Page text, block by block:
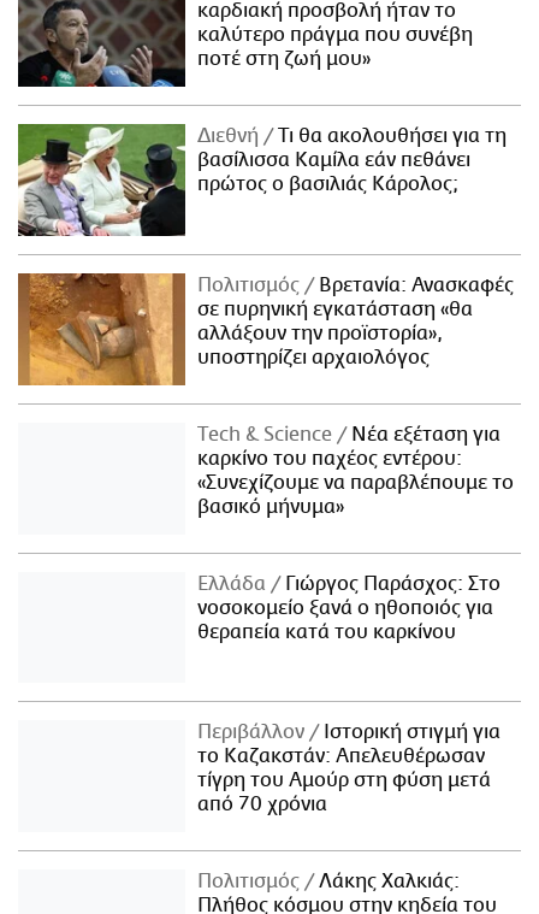
καρδιακή προσβολή ήταν το
καλύτερο πράγμα που συνέβη
ποτέ στη ζωή μου»
Διεθνή
Τι θα ακολουθήσει για τη
βασίλισσα Καμίλα εάν πεθάνει
πρώτος ο βασιλιάς Κάρολος;
Πολιτισμός
Βρετανία: Ανασκαφές
σε πυρηνική εγκατάσταση «θα
αλλάξουν την προϊστορία»,
υποστηρίζει αρχαιολόγος
Τech & Science
Νέα εξέταση για
καρκίνο του παχέος εντέρου:
«Συνεχίζουμε να παραβλέπουμε το
βασικό μήνυμα»
Ελλάδα
Γιώργος Παράσχος: Στο
νοσοκομείο ξανά ο ηθοποιός για
θεραπεία κατά του καρκίνου
Περιβάλλον
Ιστορική στιγμή για
το Καζακστάν: Απελευθέρωσαν
τίγρη του Αμούρ στη φύση μετά
από 70 χρόνια
Πολιτισμός
Λάκης Χαλκιάς:
Πλήθος κόσμου στην κηδεία του